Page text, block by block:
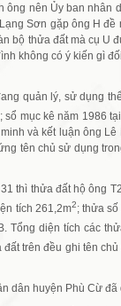
ông nên Ủy ban nhân
Sơn gặp ông H đề
bộ thửa đất mà cụ U
không có ý kiến gì
quản lý, sử dụng
mục kê năm 1986
và kết luận ông
tên chủ sử dụng
thì thửa đất hộ ông
tích 261,2m2; thửa
Tổng diện tích các
trên đều ghi tên
dân huyện Phù Cừ đã